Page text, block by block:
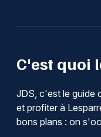
C'est quoi
JDS, c'est le guide
et profiter à
bons plans : on